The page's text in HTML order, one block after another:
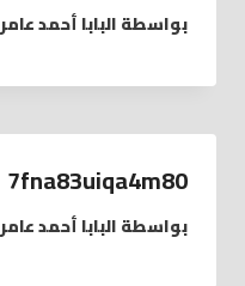
بواسطةالبابا أحمد عامر
7fna83uiqa4m80
بواسطةالبابا أحمد عامر